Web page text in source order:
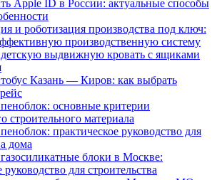
Apple ID в России: актуальные способы
и роботизация производства под ключ:
производственную систему
выдвижную кровать с ящиками
Казань — Киров: как выбрать
основные критерии
строительного материала
практическое руководство для
дома
блоки в Москве:
руководство для строительства